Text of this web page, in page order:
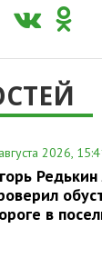
2026,
Редькин
в